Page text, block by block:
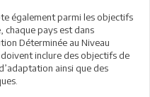
également parmi les objectifs
chaque pays est dans
Déterminée au Niveau
doivent inclure des objectifs de
ainsi que des